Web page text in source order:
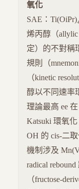
氧化
SAE：
烯丙醇（
定）的不對稱
規則（
（kinetic
醇以不同速率
理論最高 ee
Katsuki 環氧
OH 的 cis-二
機制涉及
radical
（fructose-